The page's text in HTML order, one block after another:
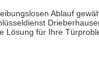
Ablauf
Lösung für Ihre